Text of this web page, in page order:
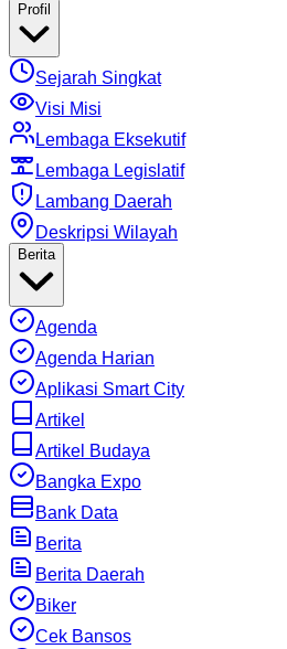
Profil
Sejarah Singkat
Visi Misi
Lembaga Eksekutif
Lembaga Legislatif
Lambang Daerah
Deskripsi Wilayah
Berita
Agenda
Agenda Harian
Aplikasi Smart City
Artikel
Artikel Budaya
Bangka Expo
Bank Data
Berita
Berita Daerah
Biker
Cek Bansos